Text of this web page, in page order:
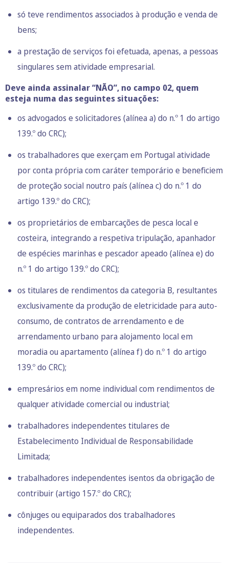
só teve rendimentos associados à produção e venda de
bens;
a prestação de serviços foi efetuada, apenas, a pessoas
singulares sem atividade empresarial.
Deve ainda assinalar “NÃO”, no campo 02, quem
esteja numa das seguintes situações:
os advogados e solicitadores (alínea a) do n.º 1 do artigo
139.º do CRC);
os trabalhadores que exerçam em Portugal atividade
por conta própria com caráter temporário e beneficiem
de proteção social noutro país (alínea c) do n.º 1 do
artigo 139.º do CRC);
os proprietários de embarcações de pesca local e
costeira, integrando a respetiva tripulação, apanhador
de espécies marinhas e pescador apeado (alínea e) do
n.º 1 do artigo 139.º do CRC);
os titulares de rendimentos da categoria B, resultantes
exclusivamente da produção de eletricidade para auto-
consumo, de contratos de arrendamento e de
arrendamento urbano para alojamento local em
moradia ou apartamento (alínea f) do n.º 1 do artigo
139.º do CRC);
empresários em nome individual com rendimentos de
qualquer atividade comercial ou industrial;
trabalhadores independentes titulares de
Estabelecimento Individual de Responsabilidade
Limitada;
trabalhadores independentes isentos da obrigação de
contribuir (artigo 157.º do CRC);
cônjuges ou equiparados dos trabalhadores
independentes.